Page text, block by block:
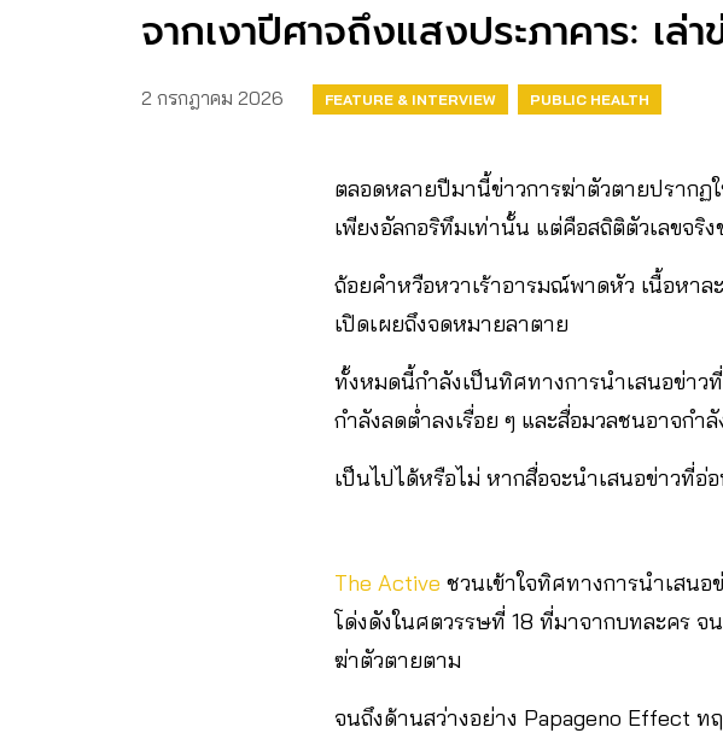
จากเงาปีศาจถึงแสงประภาคาร: เล่
2 กรกฎาคม 2026 FEATURE & INTERVIEW PUBLIC HEALTH
ตลอดหลายปีมานี้ข่าวการฆ่าตัวตายปรากฏ
เพียงอัลกอริทึมเท่านั้น แต่คือสถิติตัวเลขจริง
ถ้อยคำหวือหวาเร้าอารมณ์พาดหัว เนื้อหา
เปิดเผยถึงจดหมายลาตาย
ทั้งหมดนี้กำลังเป็นทิศทางการนำเสนอข่า
กำลังลดต่ำลงเรื่อย ๆ และสื่อมวลชนอาจกำ
เป็นไปได้หรือไม่ หากสื่อจะนำเสนอข่าวที่อ่
The Active ชวนเข้าใจทิศทางการนำเสน
โด่งดังในศตวรรษที่ 18 ที่มาจากบทละคร
ฆ่าตัวตายตาม
จนถึงด้านสว่างอย่าง Papageno Effect ท